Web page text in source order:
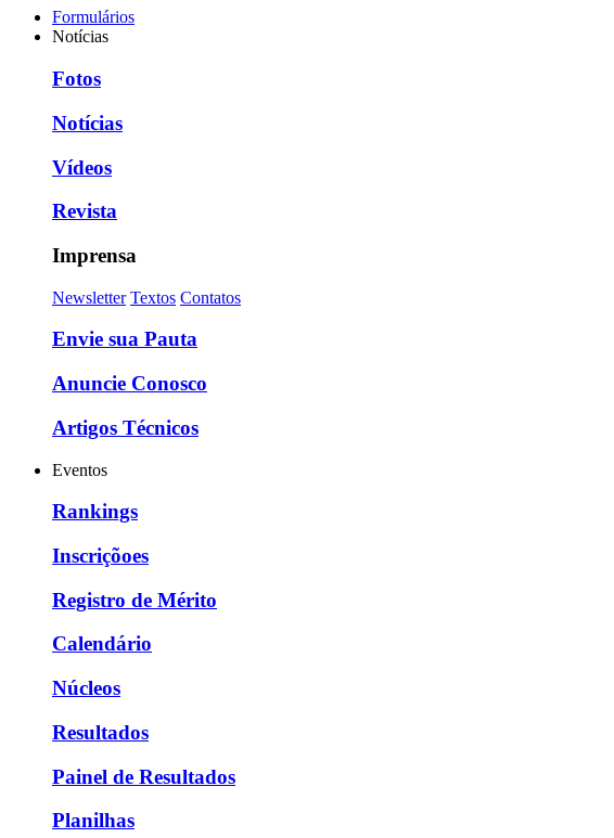
Formulários
Notícias
Fotos
Notícias
Vídeos
Revista
Imprensa
Newsletter Textos Contatos
Envie sua Pauta
Anuncie Conosco
Artigos Técnicos
Eventos
Rankings
Inscriçõoes
Registro de Mérito
Calendário
Núcleos
Resultados
Painel de Resultados
Planilhas